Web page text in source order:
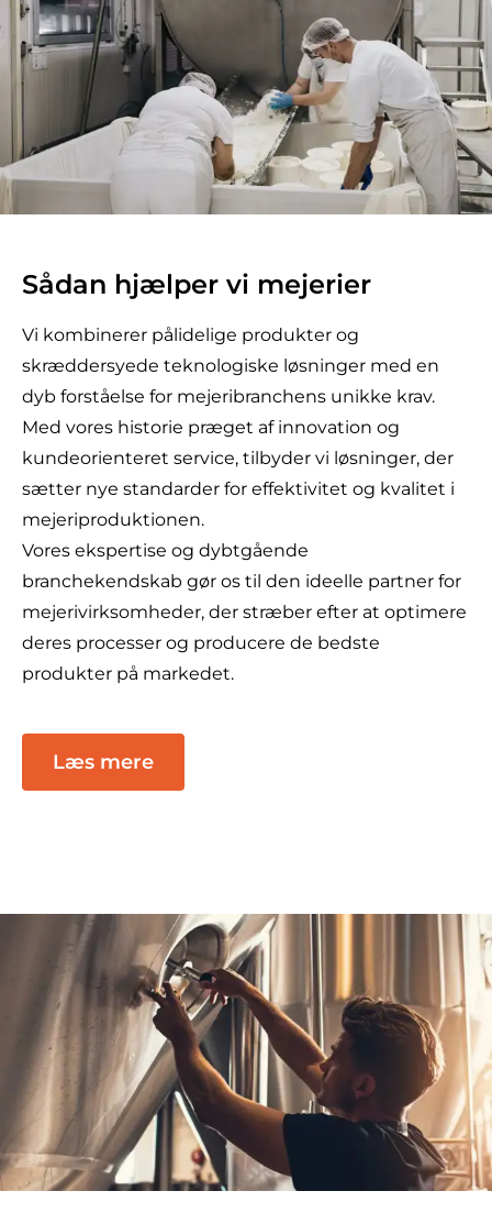
Sådan hjælper vi mejerier
Vi kombinerer pålidelige produkter og
skræddersyede teknologiske løsninger med en
dyb forståelse for mejeribranchens unikke krav.
Med vores historie præget af innovation og
kundeorienteret service, tilbyder vi løsninger, der
sætter nye standarder for effektivitet og kvalitet i
mejeriproduktionen.
Vores ekspertise og dybtgående
branchekendskab gør os til den ideelle partner for
mejerivirksomheder, der stræber efter at optimere
deres processer og producere de bedste
produkter på markedet​​.
Læs mere